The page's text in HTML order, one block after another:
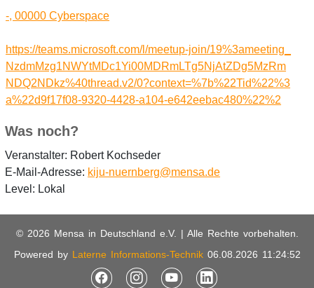
-, 00000 Cyberspace
https://teams.microsoft.com/l/meetup-join/19%3ameeting_
NzdmMzg1NWYtMDc1Yi00MDRmLTg5NjAtZDg5MzRm
NDQ2NDkz%40thread.v2/0?context=%7b%22Tid%22%3
a%22d9f17f08-9320-4428-a104-e642eebac480%22%2
Was noch?
Veranstalter: Robert Kochseder
E-Mail-Adresse: kiju-nuernberg@mensa.de
Level: Lokal
© 2026 Mensa in Deutschland e.V. | Alle Rechte vorbehalten.
Powered by Laterne Informations-Technik06.08.2026 11:24:52